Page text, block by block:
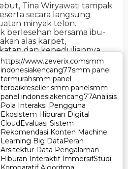
https://www.zeverix.comsmm
indonesiakencang77smm panel
termurahsmm panel
terbaikreseller smm panelsmm
panel indonesiakencang77Analisis
Pola Interaksi Pengguna
Ekosistem Hiburan Digital
CloudEvaluasi Sistem
Rekomendasi Konten Machine
Learning Big DataPeran
Arsitektur Data Pengalaman
Hiburan Interaktif ImmersifStudi
https://www.zeverix.comsmm
indonesiakencang77smm panel
termurahsmm panel
terbaikreseller smm panelsmm
panel indonesiakencang77Analisis
Pola Interaksi Pengguna
Ekosistem Hiburan Digital
CloudEvaluasi Sistem
Rekomendasi Konten Machine
Learning Big DataPeran
Arsitektur Data Pengalaman
Hiburan Interaktif ImmersifStudi
Tina Wiryawati tampak
secara langsung
minyak telon.
berlesehan bersama ibu-
alas karpet,
dan kepeduliannya
Tina juga
kepada peserta
terhadap warga
bahwa pelatihan ini
program kemandirian
ia jalankan di Dapil
dan menjualnya, itu
penghasilan tambahan.